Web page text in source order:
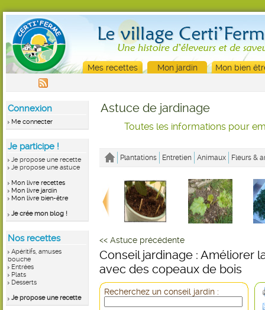
Mes recettes Mon jardin Mon bien
Connexion
Me connecter
Je participe !
Je propose une recette
Je propose une astuce
Mon livre recettes
Mon livre jardin
Mon livre bien-être
Je crée mon blog !
Nos recettes
Apéritifs, amuses
bouche
Entrées
Plats
Desserts
Je propose une recette
Astuce de jardinage
Toutes les informations pour
Plantations Entretien Animaux Fleurs &
<< Astuce précédente
Conseil jardinage : Améliorer
avec des copeaux de bois
Recherchez un conseil jardin :